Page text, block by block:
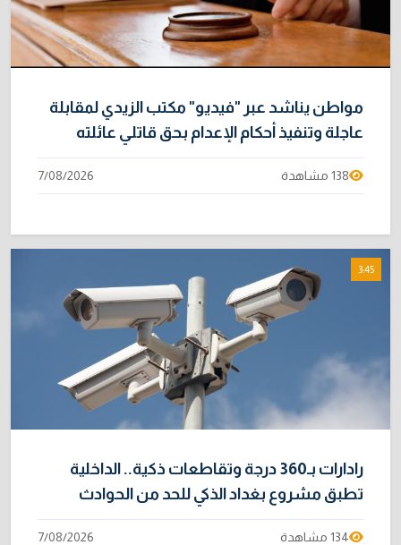
مواطن يناشد عبر "فيديو" مكتب الزيدي لمقابلة
عاجلة وتنفيذ أحكام الإعدام بحق قاتلي عائلته
138 مشاهدة 7/08/2026
3:45
رادارات بـ360 درجة وتقاطعات ذكية.. الداخلية
تطبق مشروع بغداد الذكي للحد من الحوادث
134 مشاهدة 7/08/2026